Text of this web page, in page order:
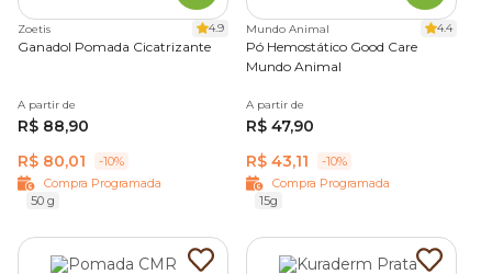
Zoetis 4.9
Ganadol Pomada Cicatrizante
A partir de
R$ 88,90
R$ 80,01
-10%
Compra Programada
50 g
Mundo Animal 4.4
Pó Hemostático Good Care
Mundo Animal
A partir de
R$ 47,90
R$ 43,11
-10%
Compra Programada
15g